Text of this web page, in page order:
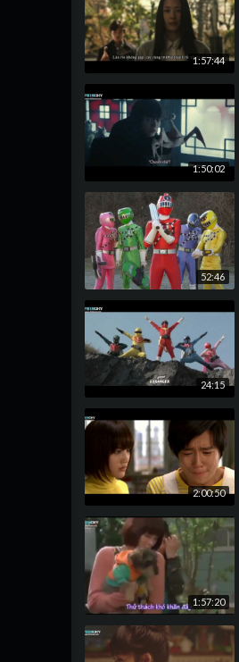
1:57:44
1:50:02
52:46
24:15
2:00:50
1:57:20